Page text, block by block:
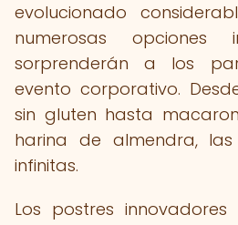
evolucionado
numerosas opciones
sorprenderán a los
evento corporativo.
sin gluten hasta
harina de almendra, las
infinitas.
Los postres